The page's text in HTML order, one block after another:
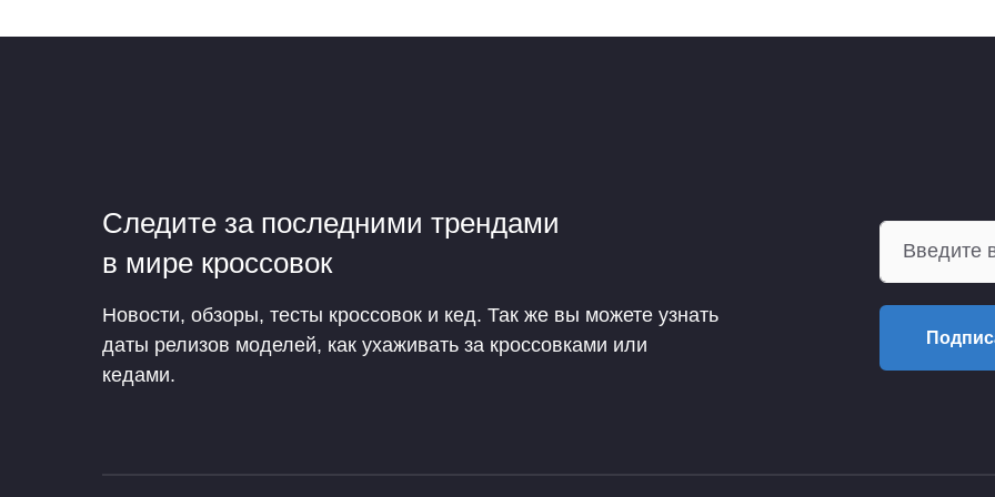
Следите за последними трендами
в мире кроссовок
Новости, обзоры, тесты кроссовок и кед. Так же вы можете узнать
даты релизов моделей, как ухаживать за кроссовками или
кедами.